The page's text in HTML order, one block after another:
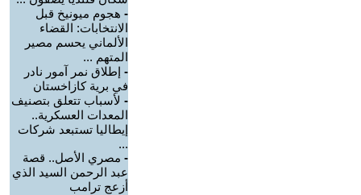
- هجوم ميونيخ قبل
الانتخابات: القضاء
الألماني يحسم مصير
المتهم ...
- إطلاق نمر آمور نادر
في برية كازاخستان
- لأسباب تتعلق بتصنيف
المعدات العسكرية..
إيطاليا تستبعد شركات
...
- مصري الأصل.. قصة
عبد الرحمن السيد الذي
أزعج ترامب